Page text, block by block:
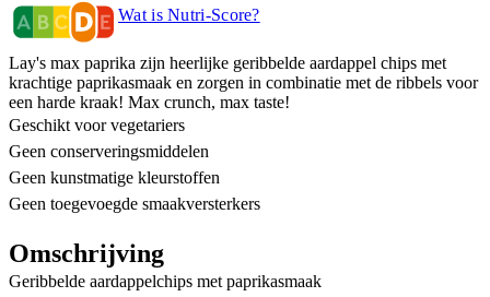
Wat is Nutri-Score?
Lay's max paprika zijn heerlijke geribbelde aardappel chips met
krachtige paprikasmaak en zorgen in combinatie met de ribbels voor
een harde kraak! Max crunch, max taste!
Geschikt voor vegetariers
Geen conserveringsmiddelen
Geen kunstmatige kleurstoffen
Geen toegevoegde smaakversterkers
Omschrijving
Geribbelde aardappelchips met paprikasmaak